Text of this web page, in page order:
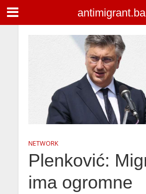
antimigrant.ba
NETWORK
Plenković:
ima ogromne